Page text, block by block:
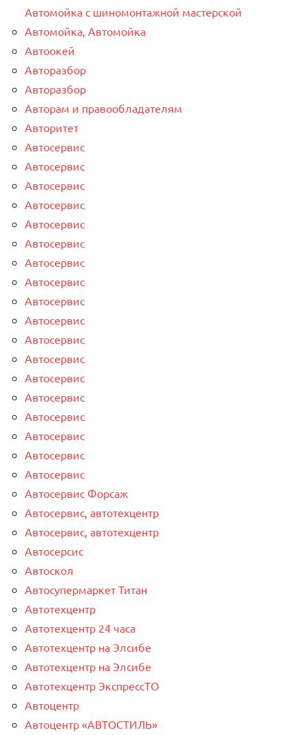
Автомойка с шиномонтажной мастерской
Автомойка, Автомойка
Автоокей
Авторазбор
Авторазбор
Авторам и правообладателям
Авторитет
Автосервис
Автосервис
Автосервис
Автосервис
Автосервис
Автосервис
Автосервис
Автосервис
Автосервис
Автосервис
Автосервис
Автосервис
Автосервис
Автосервис
Автосервис
Автосервис
Автосервис
Автосервис
Автосервис Форсаж
Автосервис, автотехцентр
Автосервис, автотехцентр
Автосерсис
Автоскол
Автосупермаркет Титан
Автотехцентр
Автотехцентр 24 часа
Автотехцентр на Элсибе
Автотехцентр на Элсибе
Автотехцентр ЭкспрессТО
Автоцентр
Автоцентр «АВТОСТИЛЬ»